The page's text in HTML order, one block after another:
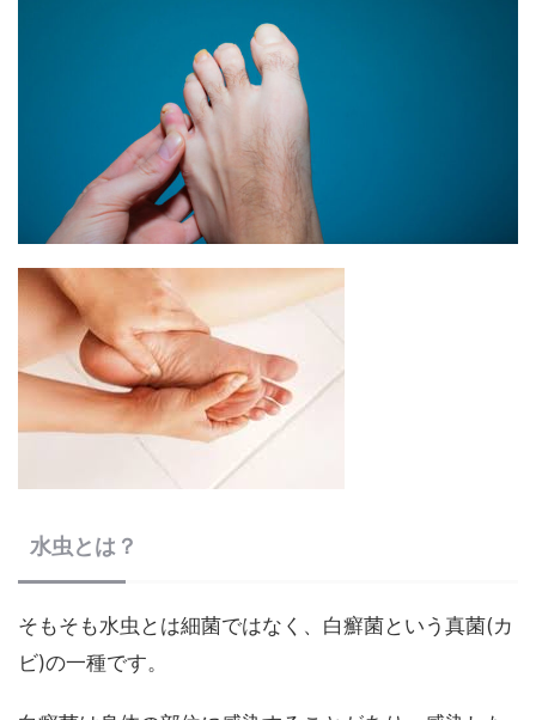
水虫とは？
そもそも水虫とは細菌ではなく、白癬菌という真菌(カ
ビ)の一種です。